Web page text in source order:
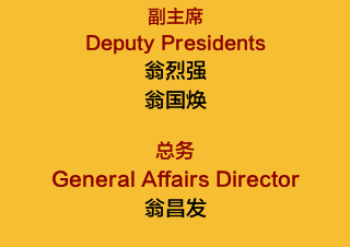
副主席
Deputy Presidents
翁烈强
翁国焕
总务
General Affairs Director
翁昌发